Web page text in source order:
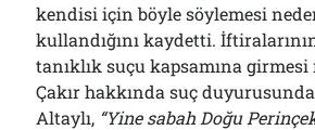
kendisi için böyle söylemesi
kullandığını kaydetti.
tanıklık suçu kapsamına
Çakır hakkında suç
Altaylı, “Yine sabah Doğu